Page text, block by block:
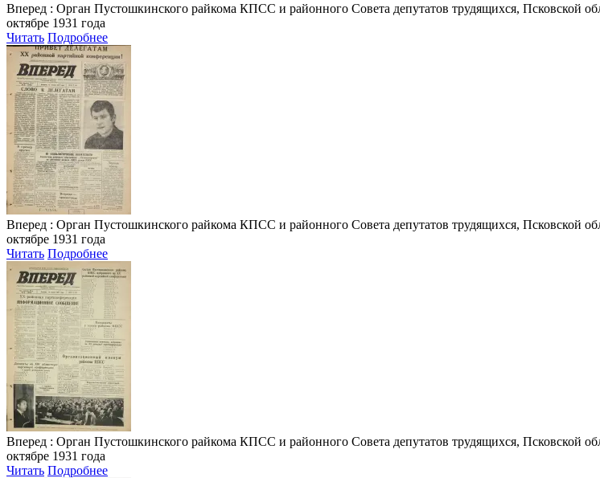
Вперед : Орган Пустошкинского райкома КПСС и районного Совета депутатов трудящихся, Псковской
октябре 1931 года
Читать Подробнее
Вперед : Орган Пустошкинского райкома КПСС и районного Совета депутатов трудящихся, Псковской
октябре 1931 года
Читать Подробнее
Вперед : Орган Пустошкинского райкома КПСС и районного Совета депутатов трудящихся, Псковской
октябре 1931 года
Читать Подробнее